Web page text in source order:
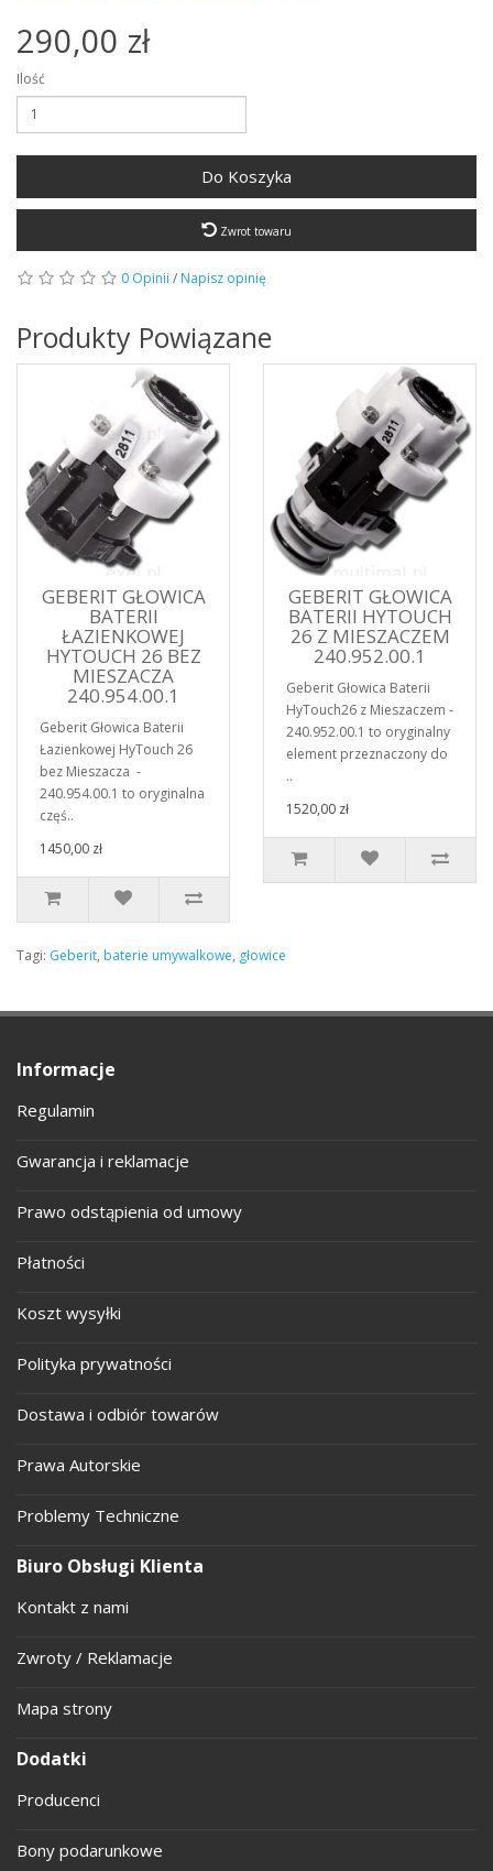
290,00 zł
Ilość
Do Koszyka
Zwrot towaru
0 Opinii / Napisz opinię
Produkty Powiązane
GEBERIT GŁOWICA
BATERII
ŁAZIENKOWEJ
HYTOUCH 26 BEZ
MIESZACZA
240.954.00.1
Geberit Głowica Baterii
Łazienkowej HyTouch 26
bez Mieszacza -
240.954.00.1 to oryginalna
częś..
1450,00 zł
GEBERIT GŁOWICA
BATERII HYTOUCH
26 Z MIESZACZEM
240.952.00.1
Geberit Głowica Baterii
HyTouch26 z Mieszaczem -
240.952.00.1 to oryginalny
element przeznaczony do
..
1520,00 zł
Tagi: Geberit, baterie umywalkowe, głowice
Informacje
Regulamin
Gwarancja i reklamacje
Prawo odstąpienia od umowy
Płatności
Koszt wysyłki
Polityka prywatności
Dostawa i odbiór towarów
Prawa Autorskie
Problemy Techniczne
Biuro Obsługi Klienta
Kontakt z nami
Zwroty / Reklamacje
Mapa strony
Dodatki
Producenci
Bony podarunkowe